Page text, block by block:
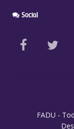
Social
FADU -